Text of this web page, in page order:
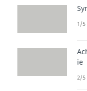
1/5
ie
2/5